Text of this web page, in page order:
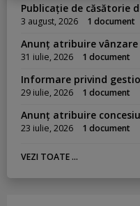
Publicație de căsătorie
3 august, 2026 1 document
Anunț atribuire vânzare
31 iulie, 2026 1 document
Informare privind
29 iulie, 2026 1 document
Anunț atribuire
23 iulie, 2026 1 document
VEZI TOATE ...